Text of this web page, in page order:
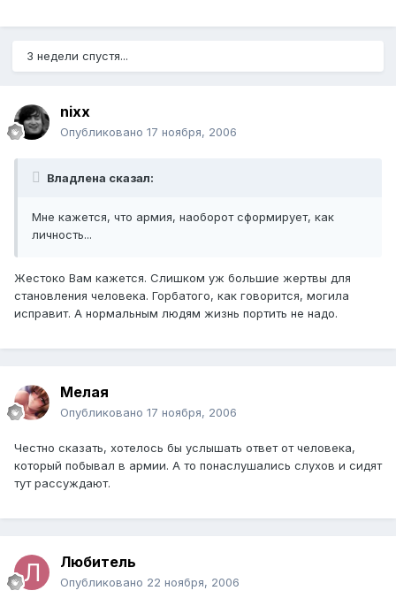
3 недели спустя...
nixx
Опубликовано 17 ноября, 2006
Владлена сказал:
Мне кажется, что армия, наоборот сформирует, как
личность...
Жестоко Вам кажется. Слишком уж большие жертвы для
становления человека. Горбатого, как говорится, могила
исправит. А нормальным людям жизнь портить не надо.
Мелая
Опубликовано 17 ноября, 2006
Честно сказать, хотелось бы услышать ответ от человека,
который побывал в армии. А то понаслушались слухов и сидят
тут рассуждают.
Любитель
Опубликовано 22 ноября, 2006